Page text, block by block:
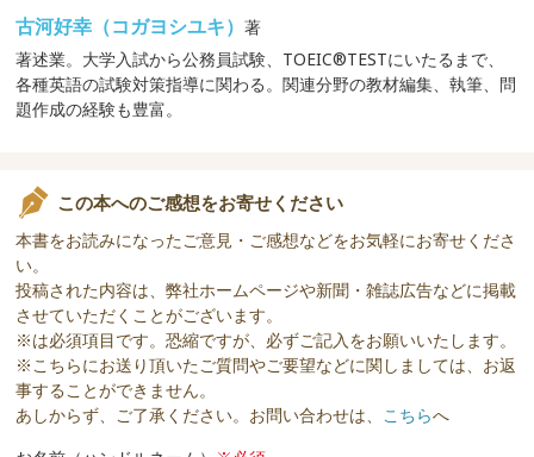
古河好幸（コガヨシユキ）著
著述業。大学入試から公務員試験、TOEIC®TESTにいたるまで、
各種英語の試験対策指導に関わる。関連分野の教材編集、執筆、問
題作成の経験も豊富。
この本へのご感想をお寄せください
本書をお読みになったご意見・ご感想などをお気軽にお寄せくださ
い。
投稿された内容は、弊社ホームページや新聞・雑誌広告などに掲載
させていただくことがございます。
※は必須項目です。恐縮ですが、必ずご記入をお願いいたします。
※こちらにお送り頂いたご質問やご要望などに関しましては、お返
事することができません。
あしからず、ご了承ください。お問い合わせは、 こちらへ